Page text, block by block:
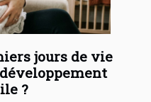
jours de vie
?